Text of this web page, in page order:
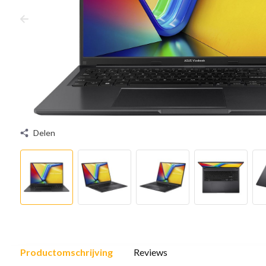
Delen
Productomschrijving Reviews